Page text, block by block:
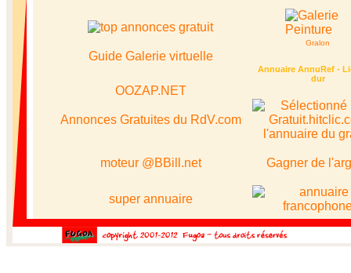
Gralon
Guide Galerie virtuelle
Annuaire AnnuRef -
dur
OOZAP.NET
Annonces Gratuites du RdV.com
moteur @BBill.net Gagner de
super annuaire